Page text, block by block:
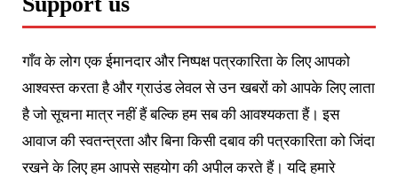
गाँव के लोग एक ईमानदार और निष्पक्ष पत्रकारिता के लिए आपको
आश्वस्त करता है और ग्राउंड लेवल से उन खबरों को आपके लिए लाता
है जो सूचना मात्र नहीं हैं बल्कि हम सब की आवश्यकता हैं। इस
आवाज की स्वतन्त्रता और बिना किसी दबाव की पत्रकारिता को जिंदा
रखने के लिए हम आपसे सहयोग की अपील करते हैं। यदि हमारे